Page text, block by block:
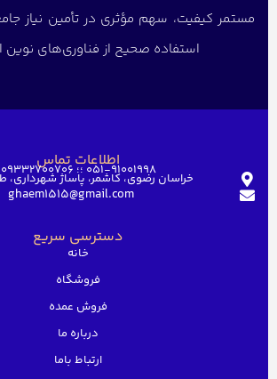
مستمر کیفیت، سهم مؤثری در تأمین نیاز
استفاده صحیح از فناوری‌های نوین
اطلاعات تماس051-91001998 ؛؛ 09332700706
خراسان رضوی، کاشمر، پاساژ شهرداری،
ghaem1515@gmail.com
دسترسی سریع
خانه
فروشگاه
فروش عمده
درباره ما
ارتباط باما